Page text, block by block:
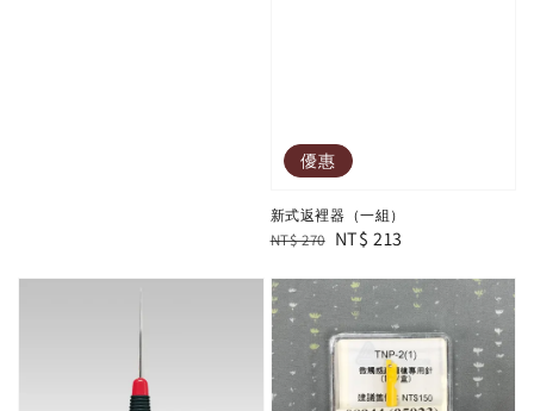
優惠
新式返裡器（一組）
Regular
NT$ 270 Sale
NT$ 213